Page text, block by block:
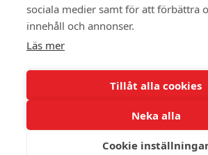
sociala medier samt för att förbättra
innehåll och annonser.
Läs mer
Tillåt alla cookies
Neka alla
Cookie
första
gratis.
Få veckans bästa
artiklar på mejlen
PRENUMERERA